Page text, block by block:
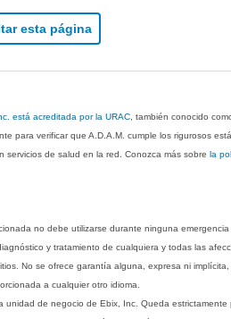
esta página
está acreditada por la URAC , también conocido
para verificar que A.D.A.M. cumple los rigurosos
servicios de salud en la red. Conozca más sobrela
no debe utilizarse durante ninguna
y tratamiento de cualquiera y todas las
No se ofrece garantía alguna, expresa ni
a cualquier otro idioma.
unidad de negocio de Ebix, Inc. Queda